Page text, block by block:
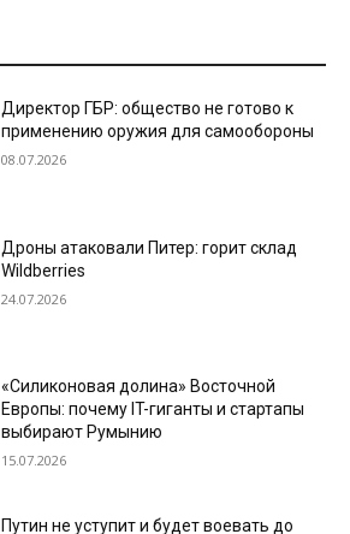
Директор ГБР: общество не готово к
применению оружия для самообороны
08.07.2026
Дроны атаковали Питер: горит склад
Wildberries
24.07.2026
«Силиконовая долина» Восточной
Европы: почему IT-гиганты и стартапы
выбирают Румынию
15.07.2026
Путин не уступит и будет воевать до